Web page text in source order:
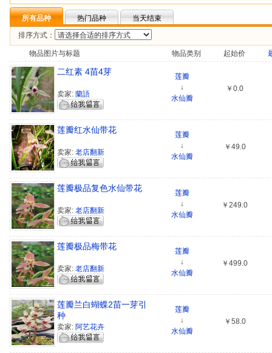
所有品种 热门品种
当天结束
排序方式：
物品图片与标题 物品类别 起始价
二红素 4苗4芽
卖家: 蘭語
莲瓣
↓
水仙瓣
￥0.0
莲瓣红水仙带花
卖家: 老店翻新
莲瓣
↓
水仙瓣
￥49.0
莲瓣极品复色水仙带花
卖家: 老店翻新
莲瓣
↓
水仙瓣
￥249.0
莲瓣极品梅带花
卖家: 老店翻新
莲瓣
↓
水仙瓣
￥499.0
莲瓣兰白蝴蝶2苗一芽引
种
卖家: 阿艺花卉
莲瓣
↓
水仙瓣
￥58.0